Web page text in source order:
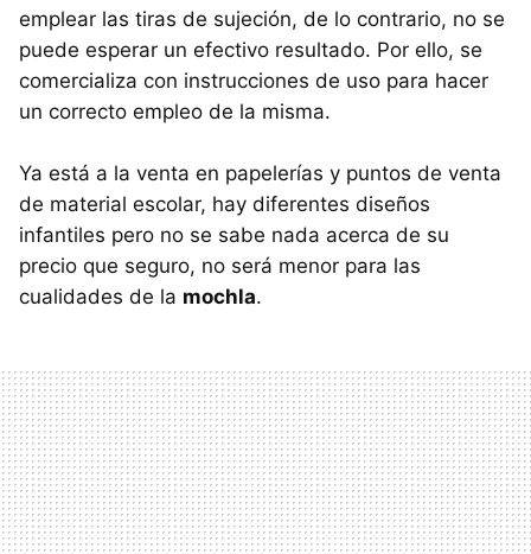
emplear las tiras de sujeción, de lo contrario, no se
puede esperar un efectivo resultado. Por ello, se
comercializa con instrucciones de uso para hacer
un correcto empleo de la misma.
Ya está a la venta en papelerías y puntos de venta
de material escolar, hay diferentes diseños
infantiles pero no se sabe nada acerca de su
precio que seguro, no será menor para las
cualidades de la mochla.